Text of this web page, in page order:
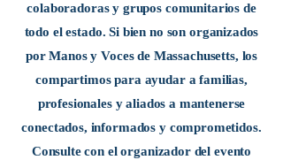
colaboradoras y grupos comunitarios de
todo el estado. Si bien no son organizados
por Manos y Voces de Massachusetts, los
compartimos para ayudar a familias,
profesionales y aliados a mantenerse
conectados, informados y comprometidos.
Consulte con el organizador del evento